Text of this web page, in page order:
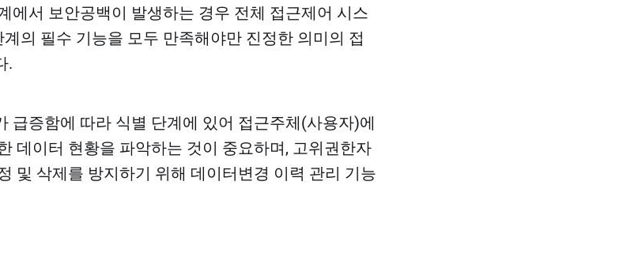
에서 보안공백이 발생하는 경우 전체 접근제어 시스
의 필수 기능을 모두 만족해야만 진정한 의미의 접
.
급증함에 따라 식별 단계에 있어 접근주체(사용자)에
데이터 현황을 파악하는 것이 중요하며, 고위권한자
및 삭제를 방지하기 위해 데이터변경 이력 관리 기능